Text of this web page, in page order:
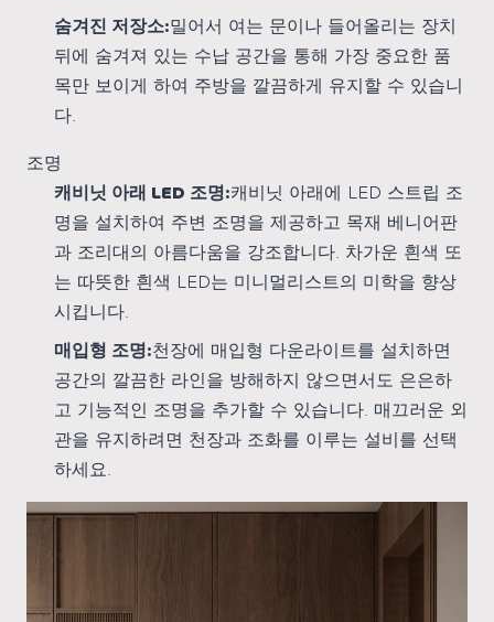
숨겨진 저장소:밀어서 여는 문이나 들어올리는 장치
뒤에 숨겨져 있는 수납 공간을 통해 가장 중요한 품
목만 보이게 하여 주방을 깔끔하게 유지할 수 있습니
다.
조명
캐비닛 아래 LED 조명:캐비닛 아래에 LED 스트립 조
명을 설치하여 주변 조명을 제공하고 목재 베니어판
과 조리대의 아름다움을 강조합니다. 차가운 흰색 또
는 따뜻한 흰색 LED는 미니멀리스트의 미학을 향상
시킵니다.
매입형 조명:천장에 매입형 다운라이트를 설치하면
공간의 깔끔한 라인을 방해하지 않으면서도 은은하
고 기능적인 조명을 추가할 수 있습니다. 매끄러운 외
관을 유지하려면 천장과 조화를 이루는 설비를 선택
하세요.